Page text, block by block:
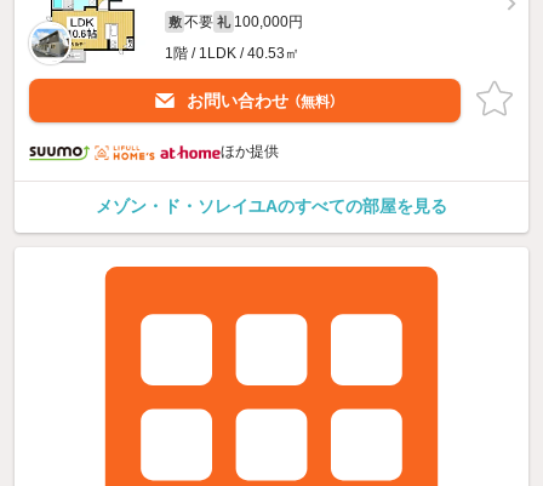
敷 不要 礼 100,000円
1階 / 1LDK / 40.53㎡
お問い合わせ （無料）
ほか提供
メゾン・ド・ソレイユAのすべての部屋を見る